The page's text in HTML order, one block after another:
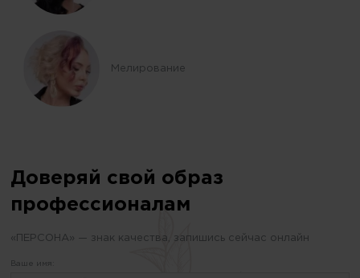
Мелирование
Доверяй свой образ
профессионалам
«ПЕРСОНА» — знак качества, запишись сейчас онлайн
Ваше имя: